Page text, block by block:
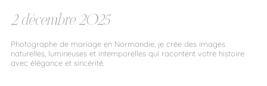
2 décembre 2025
Photographe de mariage en Normandie, je crée des images
naturelles, lumineuses et intemporelles qui racontent votre histoire
avec élégance et sincérité.